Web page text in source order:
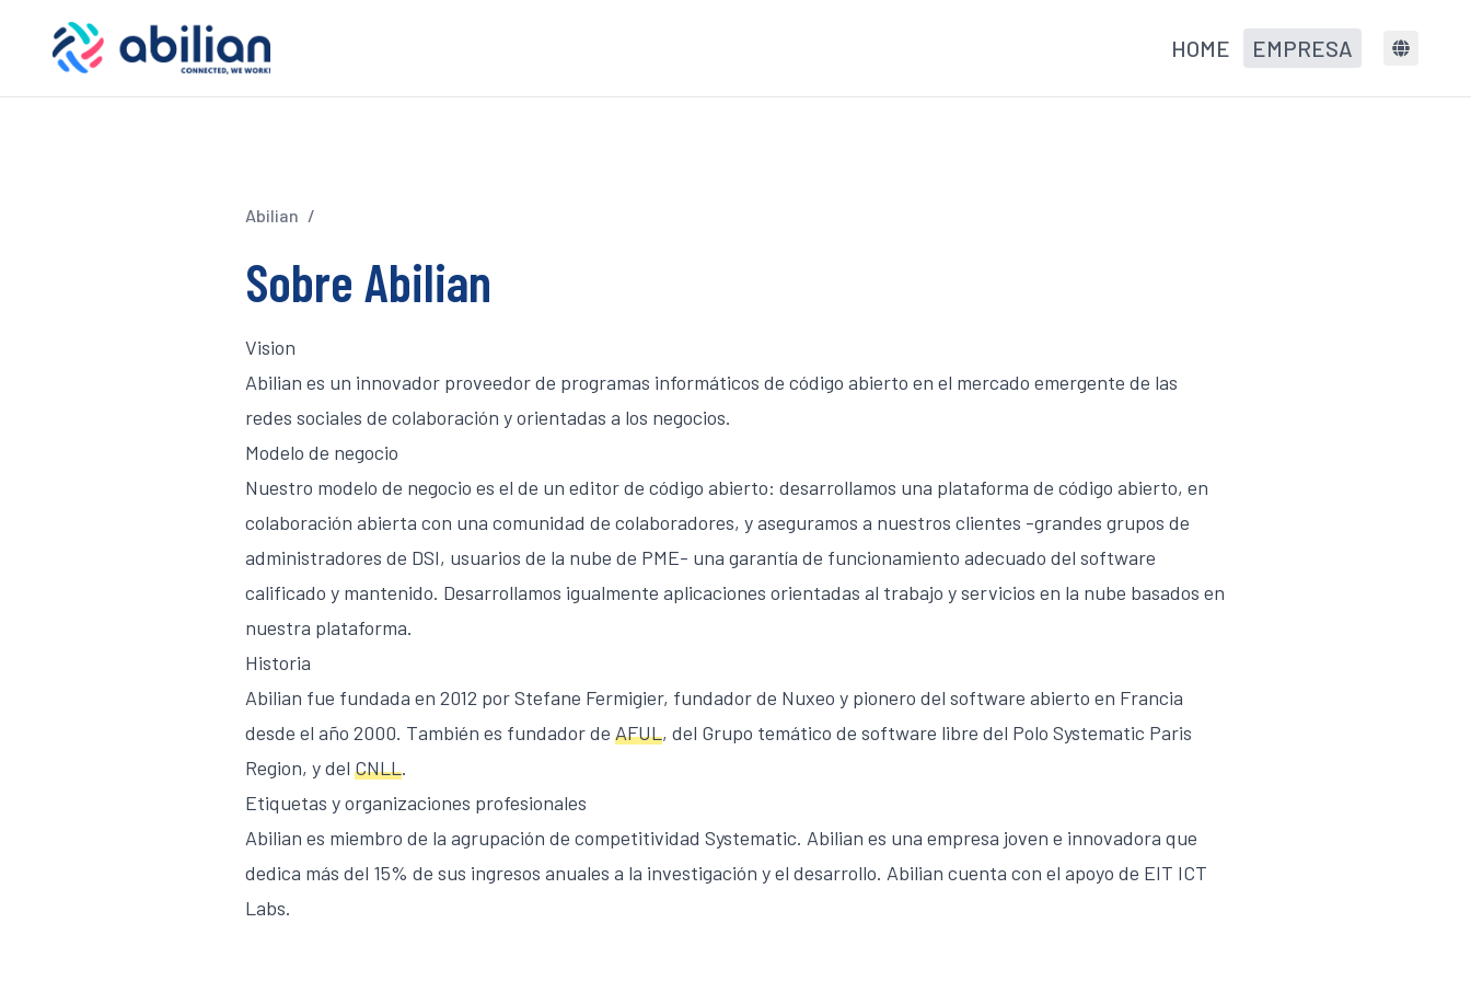
HOME EMPRESA
Abilian /
Sobre Abilian
Vision
Abilian es un innovador proveedor de programas informáticos de código abierto en el mercado emergente de las
redes sociales de colaboración y orientadas a los negocios.
Modelo de negocio
Nuestro modelo de negocio es el de un editor de código abierto: desarrollamos una plataforma de código abierto, en
colaboración abierta con una comunidad de colaboradores, y aseguramos a nuestros clientes -grandes grupos de
administradores de DSI, usuarios de la nube de PME- una garantía de funcionamiento adecuado del software
calificado y mantenido. Desarrollamos igualmente aplicaciones orientadas al trabajo y servicios en la nube basados en
nuestra plataforma.
Historia
Abilian fue fundada en 2012 por Stefane Fermigier, fundador de Nuxeo y pionero del software abierto en Francia
desde el año 2000. También es fundador de AFUL, del Grupo temático de software libre del Polo Systematic Paris
Region, y del CNLL.
Etiquetas y organizaciones profesionales
Abilian es miembro de la agrupación de competitividad Systematic. Abilian es una empresa joven e innovadora que
dedica más del 15% de sus ingresos anuales a la investigación y el desarrollo. Abilian cuenta con el apoyo de EIT ICT
Labs.